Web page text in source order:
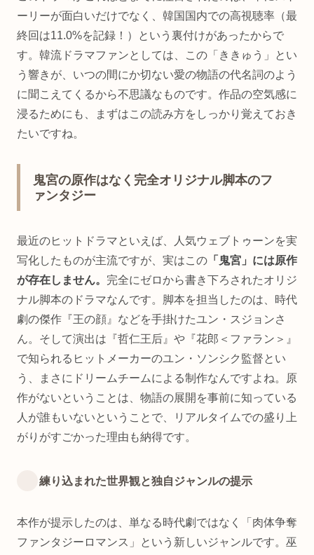
ーリーが面白いだけでなく、韓国国内での高視聴率（最
終回は11.0%を記録！）という裏付けがあったからで
す。韓流ドラマファンとしては、この「ききゅう」とい
う響きが、いつの間にか切ない愛の物語の代名詞のよう
に聞こえてくるから不思議なものです。作品の空気感に
浸るためにも、まずはこの読み方をしっかり覚えておき
たいですね。
鬼宮の原作はなく完全オリジナル脚本のフ
ァンタジー
最近のヒットドラマといえば、人気ウェブトゥーンを実
写化したものが主流ですが、実はこの 「鬼宮」には原作
が存在しません。 完全にゼロから書き下ろされたオリジ
ナル脚本のドラマなんです。脚本を担当したのは、時代
劇の傑作『王の顔』などを手掛けたユン・スジョンさ
ん。そして演出は『哲仁王后』や『花郎＜ファラン＞』
で知られるヒットメーカーのユン・ソンシク監督とい
う、まさにドリームチームによる制作なんですよね。原
作がないということは、物語の展開を事前に知っている
人が誰もいないということで、リアルタイムでの盛り上
がりがすごかった理由も納得です。
練り込まれた世界観と独自ジャンルの提示
本作が提示したのは、単なる時代劇ではなく「肉体争奪
ファンタジーロマンス」という新しいジャンルです。巫